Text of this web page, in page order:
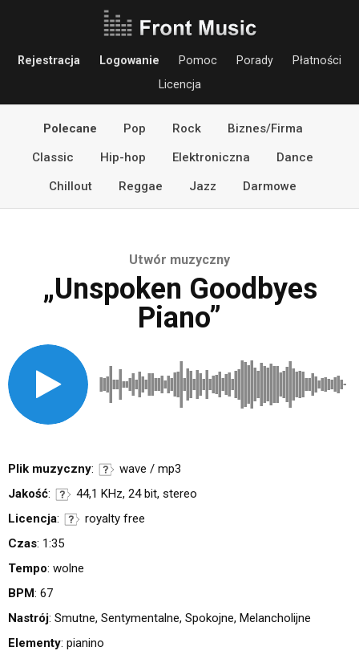
Rejestracja Logowanie Pomoc Porady
Płatności
Licencja
Polecane Pop Rock
Biznes/Firma
Classic
Hip-hop Elektroniczna
Dance
Chillout
Reggae Jazz Darmowe
Utwór muzyczny
„Unspoken Goodbyes
Piano”
Plik muzyczny:
wave / mp3
Jakość:
44,1 KHz, 24 bit, stereo
Licencja:
royalty free
Czas: 1:35
Tempo: wolne
BPM: 67
Nastrój: Smutne, Sentymentalne, Spokojne, Melancholijne
Elementy: pianino